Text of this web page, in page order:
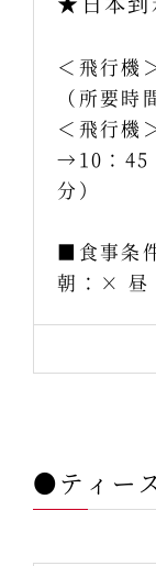
＜飛行機
（所要時
＜飛行機
→10：45
分）
■食事条
朝：×
●ティー